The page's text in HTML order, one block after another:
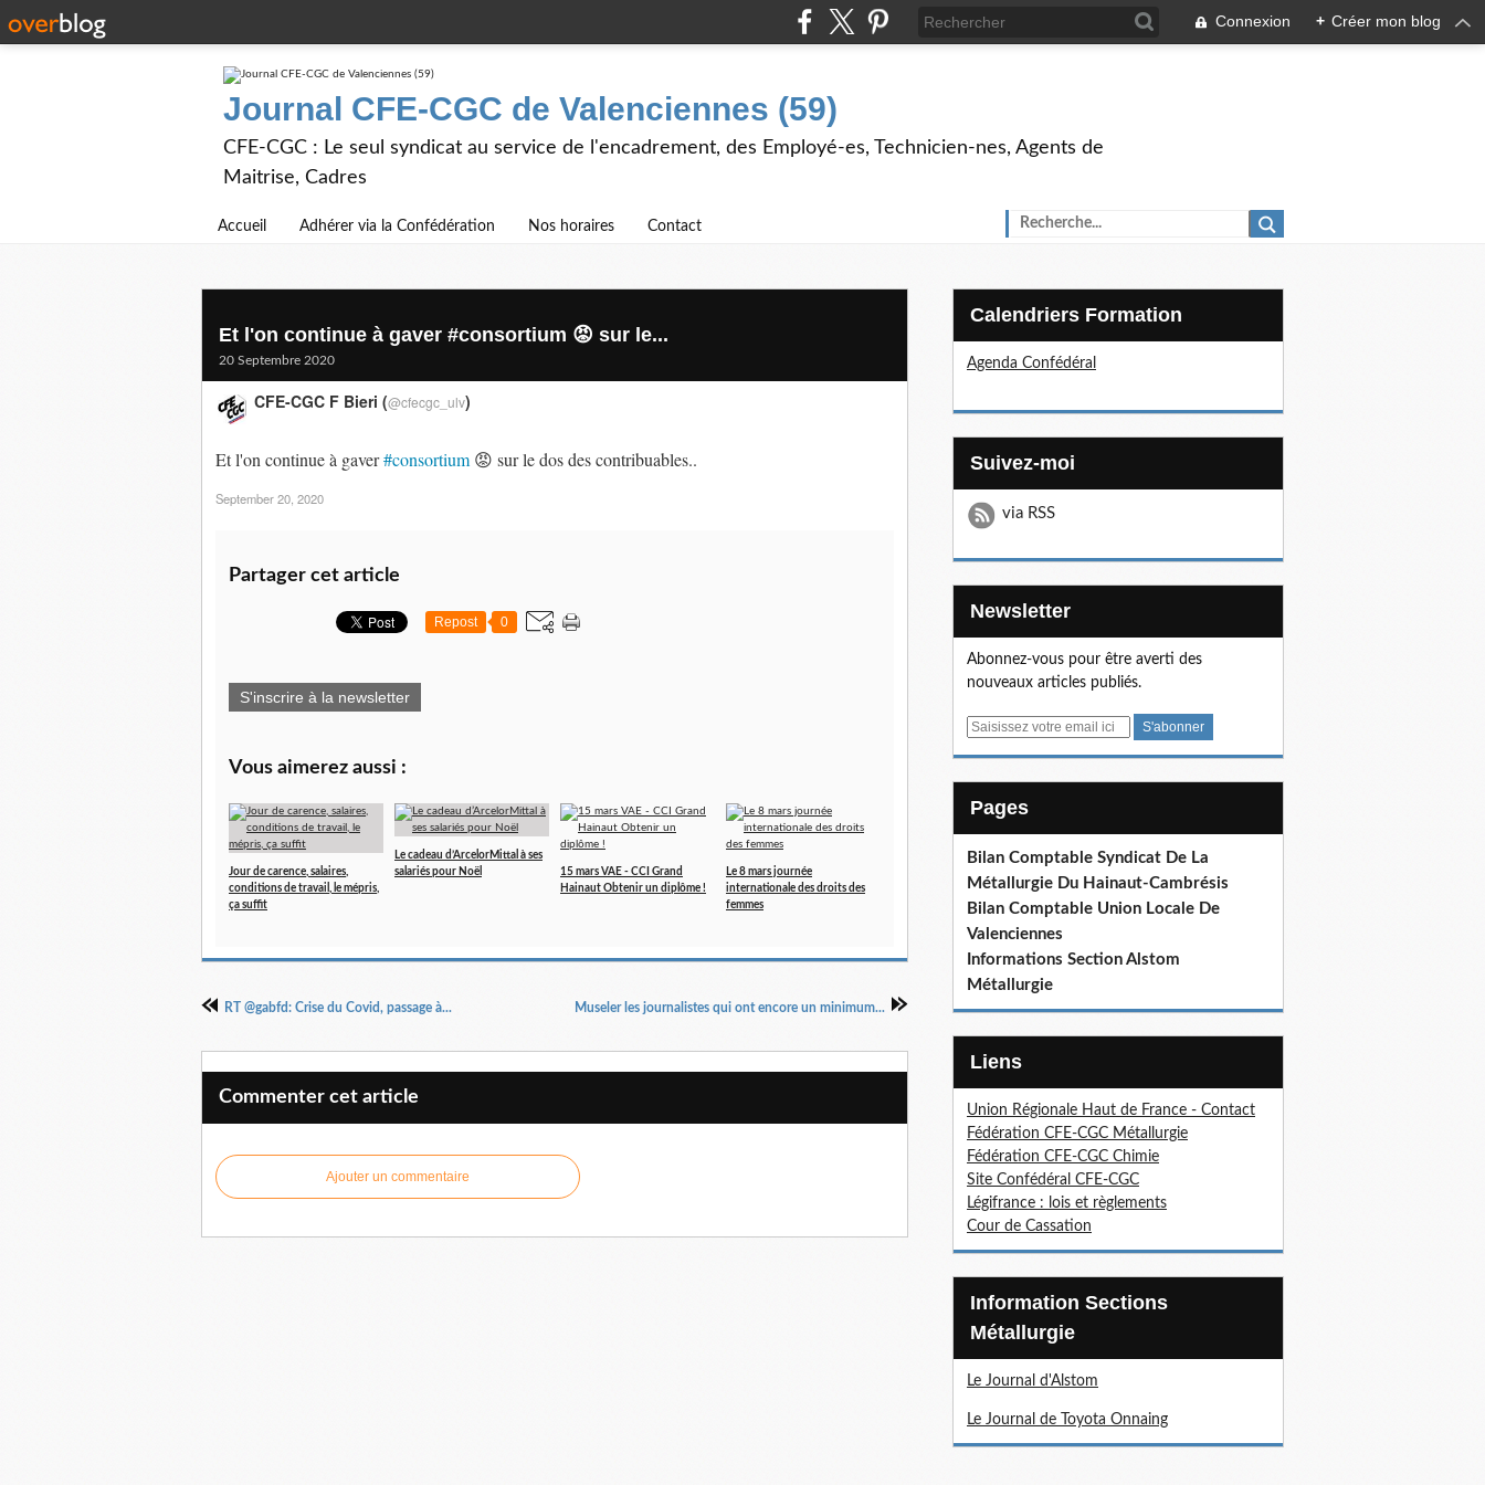
Connexion + Créer mon blog
Journal CFE-CGC de Valenciennes (59)
CFE-CGC : Le seul syndicat au service de l'encadrement, des Employé-es, Technicien-nes, Agents de
Maitrise, Cadres
Accueil Adhérer via la Confédération Nos horaires Contact
Et l'on continue à gaver #consortium 😡 sur le...
20 Septembre 2020
Et l'on continue à gaver#consortium 😡 sur le dos des contribuables..
CFE-CGC F Bieri (@cfecgc_ulv)
September 20, 2020
Partager cet article
Repost 0
S'inscrire à la newsletter
Vous aimerez aussi :
Jour de carence, salaires,
conditions de travail, le mépris,
ça suffit
Le cadeau d’ArcelorMittal à ses
salariés pour Noël
15 mars VAE - CCI Grand
Hainaut Obtenir un diplôme !
Le 8 mars journée
internationale des droits des
femmes
RT @gabfd: Crise du Covid, passage à... Museler les journalistes qui ont encore un minimum...
Commenter cet article
Ajouter un commentaire
Calendriers Formation
Agenda Confédéral
Suivez-moi
via RSS
Newsletter
Abonnez-vous pour être averti des
nouveaux articles publiés.
E
Pages
Bilan Comptable Syndicat De La
Métallurgie Du Hainaut-Cambrésis
Bilan Comptable Union Locale De
Valenciennes
Informations Section Alstom
Métallurgie
Liens
Union Régionale Haut de France - Contact
Fédération CFE-CGC Métallurgie
Fédération CFE-CGC Chimie
Site Confédéral CFE-CGC
Légifrance : lois et règlements
Cour de Cassation
Information Sections
Métallurgie
Le Journal d'Alstom
Le Journal de Toyota Onnaing